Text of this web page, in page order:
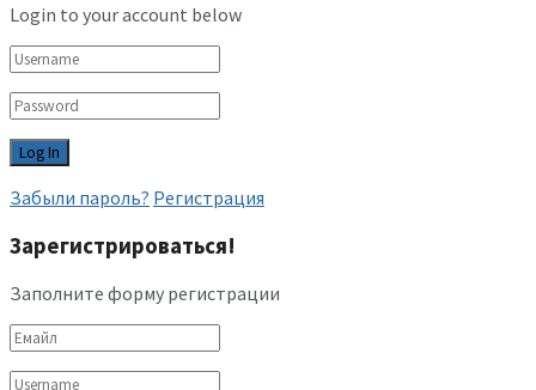
Login to your account below
Забыли пароль? Регистрация
Зарегистрироваться!
Заполните форму регистрации